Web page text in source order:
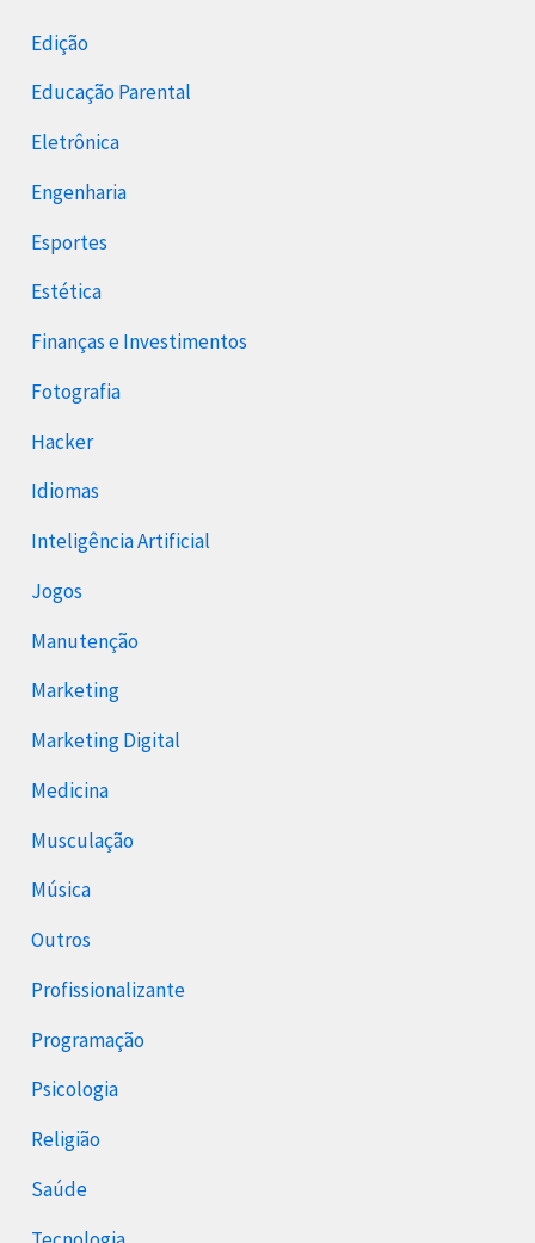
Edição
Educação Parental
Eletrônica
Engenharia
Esportes
Estética
Finanças e Investimentos
Fotografia
Hacker
Idiomas
Inteligência Artificial
Jogos
Manutenção
Marketing
Marketing Digital
Medicina
Musculação
Música
Outros
Profissionalizante
Programação
Psicologia
Religião
Saúde